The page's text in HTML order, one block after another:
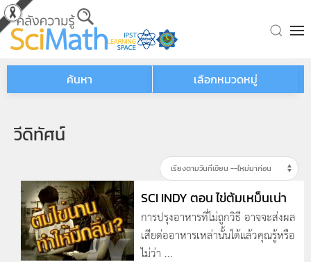
Skip to main content
ค้นหา เลือกหมวดหมู่
วีดิทัศน์
SCI INDY ตอน ไข่ต้มเหม็นเน่า
การปรุงอาหารที่ไม่ถูกวิธี อาจจะส่งผล
เสียต่ออาหารเหล่านั้นได้แล้วคุณรู้หรือ
ไม่ว่า ...